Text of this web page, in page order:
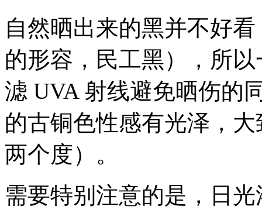
自然晒出来的黑并不好
的形容，民工黑），所
滤 UVA 射线避免晒伤的
的古铜色性感有光泽，
两个度）。
需要特别注意的是，日